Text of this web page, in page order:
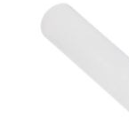
produktu